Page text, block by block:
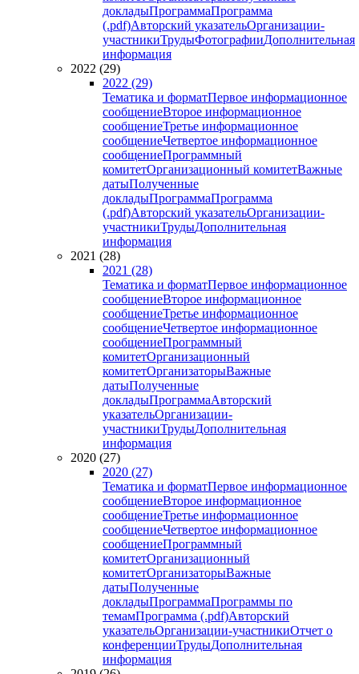
докладыПрограммаПрограмма
(.pdf)Авторский указательОрганизации-
участникиТрудыФотографииДополнительная
информация
2022 (29)
2022 (29)
Тематика и форматПервое информационное
сообщениеВторое информационное
сообщениеТретье информационное
сообщениеЧетвертое информационное
сообщениеПрограммный
комитетОрганизационный комитетВажные
датыПолученные
докладыПрограммаПрограмма
(.pdf)Авторский указательОрганизации-
участникиТрудыДополнительная
информация
2021 (28)
2021 (28)
Тематика и форматПервое информационное
сообщениеВторое информационное
сообщениеТретье информационное
сообщениеЧетвертое информационное
сообщениеПрограммный
комитетОрганизационный
комитетОрганизаторыВажные
датыПолученные
докладыПрограммаАвторский
указательОрганизации-
участникиТрудыДополнительная
информация
2020 (27)
2020 (27)
Тематика и форматПервое информационное
сообщениеВторое информационное
сообщениеТретье информационное
сообщениеЧетвертое информационное
сообщениеПрограммный
комитетОрганизационный
комитетОрганизаторыВажные
датыПолученные
докладыПрограммаПрограммы по
темамПрограмма (.pdf)Авторский
указательОрганизации-участникиОтчет о
конференцииТрудыДополнительная
информация